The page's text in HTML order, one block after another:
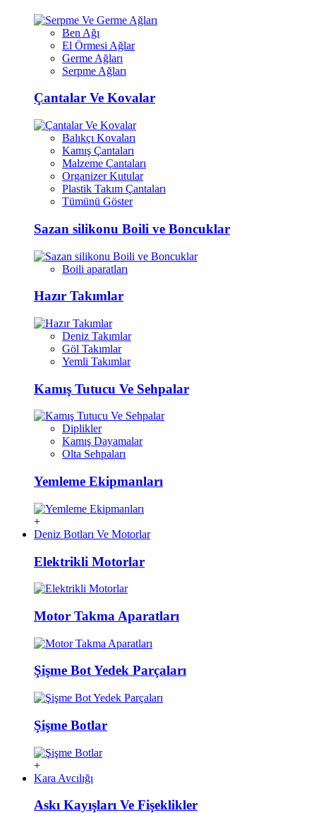
Ben Ağı
El Örmesi Ağlar
Germe Ağları
Serpme Ağları
Çantalar Ve Kovalar
Balıkçı Kovaları
Kamış Çantaları
Malzeme Çantaları
Organizer Kutular
Plastik Takım Çantaları
Tümünü Göster
Sazan silikonu Boili ve Boncuklar
Boili aparatları
Hazır Takımlar
Deniz Takımlar
Göl Takımlar
Yemli Takımlar
Kamış Tutucu Ve Sehpalar
Diplikler
Kamış Dayamalar
Olta Sehpaları
Yemleme Ekipmanları
+
Deniz Botları Ve Motorlar
Elektrikli Motorlar
Motor Takma Aparatları
Şişme Bot Yedek Parçaları
Şişme Botlar
+
Kara Avcılığı
Askı Kayışları Ve Fişeklikler